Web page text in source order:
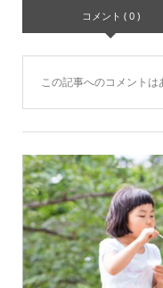
コメント ( 0 )
この記事へのコメントは